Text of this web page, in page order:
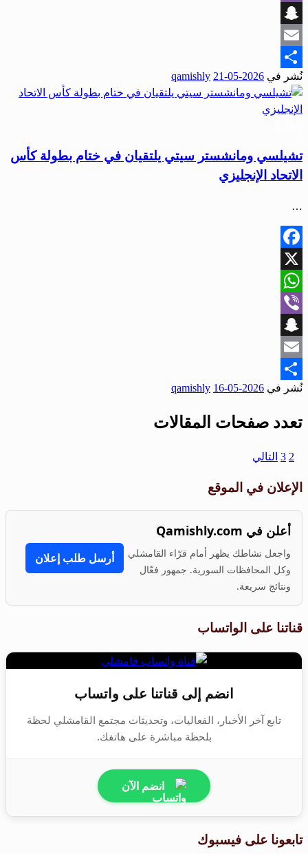
Viber
Snapchat
Email
Share
نُشر في 2026-05-21
qamishly
تشيلسي ومانشستر سيتي يلتقيان في ختام بطولة كأس
الاتحاد الإنجليزي
…
Facebook
X
WhatsApp
Viber
Snapchat
Email
Share
نُشر في 2026-05-16
qamishly
تعدد صفحات المقالات
2
3 التالي
الإعلان في الموقع
أعلن في Qamishly.com
واجعل نشاطك يظهر أمام قرّاء القامشلي
وكل المحافظات السورية. جمهور فعّال
ونتائج سريعة.
أرسل طلب إعلان
قناتنا على الواتساب
انضم إلى قناتنا على واتساب
تابع آخر الأخبار، الفعاليات، وتحديثات مجتمع القامشلي لحظة
بلحظة مباشرة على هاتفك.
انضم الآن
تابعونا على فيسبوك